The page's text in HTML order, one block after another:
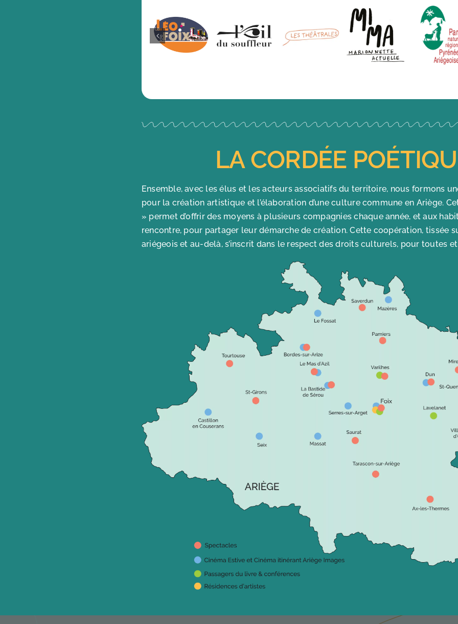
LA CORDÉE
Ensemble, avec les élus et les acteurs associatifs du territoire, nous formons
pour la création artistique et l’élaboration d’une culture commune en Ariège.
» permet d’offrir des moyens à plusieurs compagnies chaque année, et aux
rencontre, pour partager leur démarche de création. Cette coopération, tissée
ariégeois et au-delà, s’inscrit dans le respect des droits culturels, pour toutes